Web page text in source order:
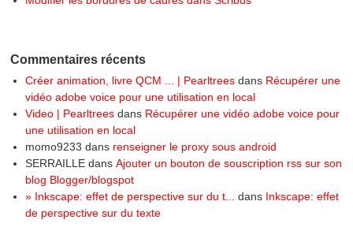
Commentaires récents
Créer animation, livre QCM ... | Pearltreesdans Récupérer une
vidéo adobe voice pour une utilisation en local
Video | Pearltreesdans Récupérer une vidéo adobe voice pour
une utilisation en local
momo9233 dans renseigner le proxy sous android
SERRAILLEdans Ajouter un bouton de souscription rss sur son
blog Blogger/blogspot
» Inkscape: effet de perspective sur du t...
dans Inkscape: effet
de perspective sur du texte